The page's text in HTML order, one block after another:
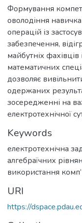
Формування
оволодіння
операцій із
забезпечення,
майбутніх
математичних
дозволяє
одержаних
зосередженні на
електротехнічної
Keywords
електротехнічна
алгебраїчних
використання
URI
https://